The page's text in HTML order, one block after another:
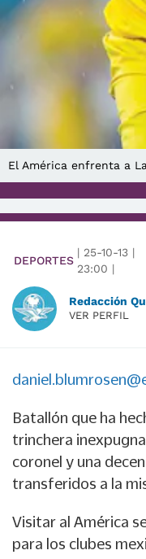
El América enfrenta a
DEPORTES
| 25-10-13 |
23:00 |
Redacción
VER PERFIL
Batallón que ha
trinchera
coronel y una
transferidos a la
Visitar al América
para los clubes